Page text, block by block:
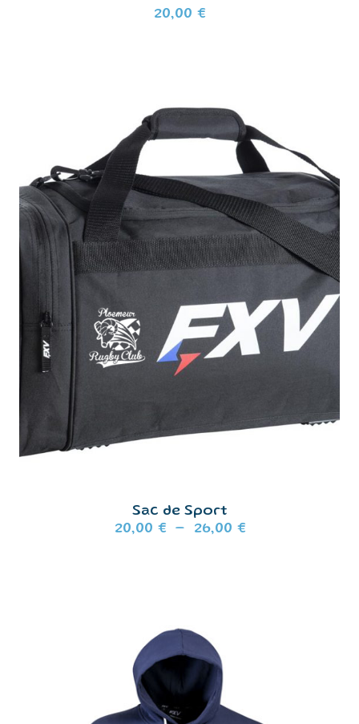
20,00 €
Sac de Sport
20,00 € – 26,00 €Plage